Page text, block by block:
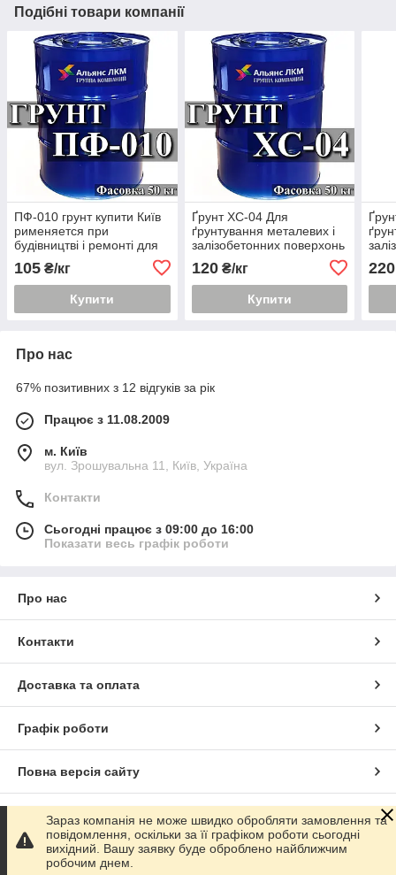
Подібні товари компанії
ПФ-010 грунт купити Київ
рименяется при
будівництві і ремонті для
105 ₴/кг
Купити
Ґрунт ХС-04 Для
ґрунтування металевих і
залізобетонних поверхонь
120₴/кг
Купити
220
Про нас
67% позитивних з 12 відгуків за рік
Працює з 11.08.2009
м. Київ
вул. Зрошувальна 11, Київ, Україна
Контакти
Сьогодні працює з 09:00 до 16:00
Показати весь графік роботи
Про нас
Контакти
Доставка та оплата
Графік роботи
Повна версія сайту
Сайт створено на маркетплейсі Prom.ua
Політика конфіденційності
Зараз компанія не може швидко обробляти замовлення та
повідомлення, оскільки за її графіком роботи сьогодні
вихідний. Вашу заявку буде оброблено найближчим
робочим днем.